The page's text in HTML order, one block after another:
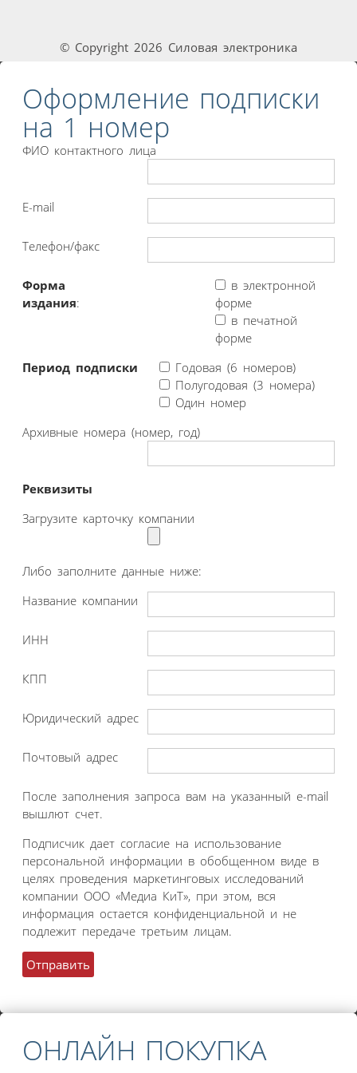
© Copyright 2026 Силовая электроника
Оформление подписки
на 1 номер
ФИО контактного лица
E-mail
Телефон/факс
Форма
издания:
в электронной
форме
в печатной
форме
Период подписки
Годовая (6 номеров)
Полугодовая (3 номера)
Один номер
Архивные номера (номер, год)
Реквизиты
Загрузите карточку компании
Либо заполните данные ниже:
Название компании
ИНН
КПП
Юридический адрес
Почтовый адрес
После заполнения запроса вам на указанный e-mail
вышлют счет.
Подписчик дает согласие на использование
персональной информации в обобщенном виде в
целях проведения маркетинговых исследований
компании ООО «Медиа КиТ», при этом, вся
информация остается конфиденциальной и не
подлежит передаче третьим лицам.
ОНЛАЙН ПОКУПКА